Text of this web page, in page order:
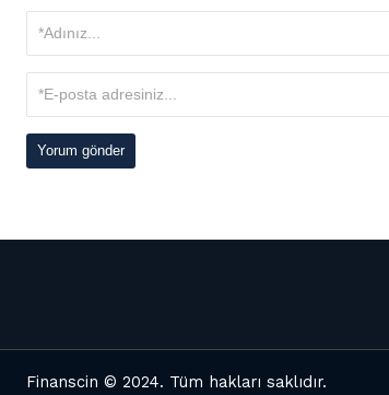
Finanscin © 2024. Tüm hakları saklıdır.